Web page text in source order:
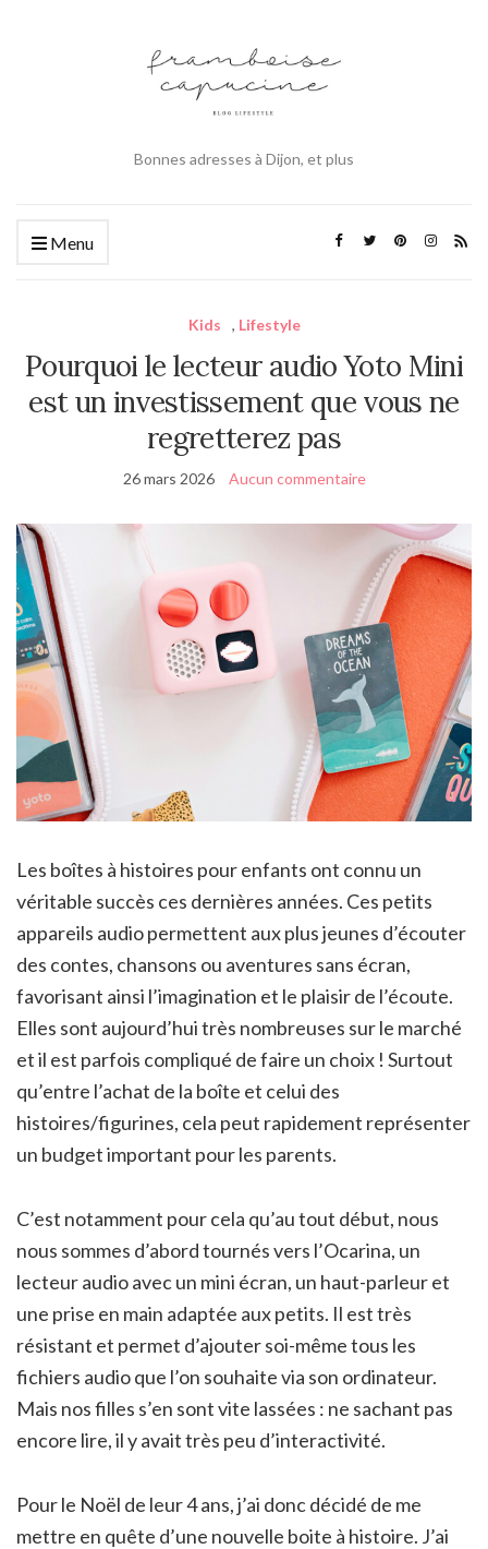
Bonnes adresses à Dijon, et plus
Menu
Kids , Lifestyle
Pourquoi le lecteur audio Yoto Mini
est un investissement que vous ne
regretterez pas
26 mars 2026 Aucun commentaire
Les boîtes à histoires pour enfants ont connu un
véritable succès ces dernières années. Ces petits
appareils audio permettent aux plus jeunes d’écouter
des contes, chansons ou aventures sans écran,
favorisant ainsi l’imagination et le plaisir de l’écoute.
Elles sont aujourd’hui très nombreuses sur le marché
et il est parfois compliqué de faire un choix ! Surtout
qu’entre l’achat de la boîte et celui des
histoires/figurines, cela peut rapidement représenter
un budget important pour les parents.
C’est notamment pour cela qu’au tout début, nous
nous sommes d’abord tournés vers l’Ocarina, un
lecteur audio avec un mini écran, un haut-parleur et
une prise en main adaptée aux petits. Il est très
résistant et permet d’ajouter soi-même tous les
fichiers audio que l’on souhaite via son ordinateur.
Mais nos filles s’en sont vite lassées : ne sachant pas
encore lire, il y avait très peu d’interactivité.
Pour le Noël de leur 4 ans, j’ai donc décidé de me
mettre en quête d’une nouvelle boite à histoire. J’ai